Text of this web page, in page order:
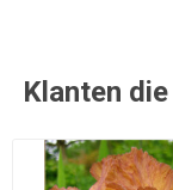
Klanten